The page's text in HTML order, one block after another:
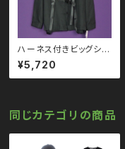
ハーネス付きビッグシャ
ツ qto110098 ユニ
セックス モノトーン ブラ
ックコーデ 黒コーデ モ
ファッション ストリート
系 原宿 個性的 drugh
oney ドラッグハニー d
rug honey
¥5,720
同じカテゴリの商品